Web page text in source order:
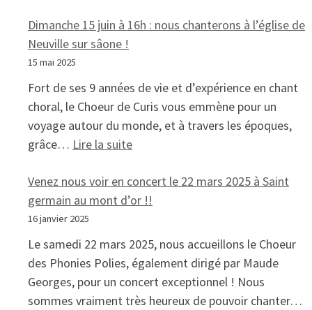
Dimanche 15 juin à 16h : nous chanterons à l’église de
Neuville sur sâone !
15 mai 2025
Fort de ses 9 années de vie et d’expérience en chant
choral, le Choeur de Curis vous emmène pour un
voyage autour du monde, et à travers les époques,
grâce… Lire la suite: Dimanche 15 juin à 16h : nous
Venez nous voir en concert le 22 mars 2025 à Saint
germain au mont d’or !!
16 janvier 2025
Le samedi 22 mars 2025, nous accueillons le Choeur
des Phonies Polies, également dirigé par Maude
Georges, pour un concert exceptionnel ! Nous
sommes vraiment très heureux de pouvoir chanter…